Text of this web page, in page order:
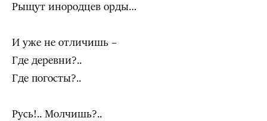
Рыщут инородцев орды…
И уже не отличишь –
Где деревни?..
Где погосты?..
Русь!.. Молчишь?..